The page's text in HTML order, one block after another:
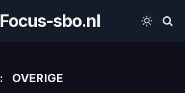
Focus-sbo.nl
OVERIGE